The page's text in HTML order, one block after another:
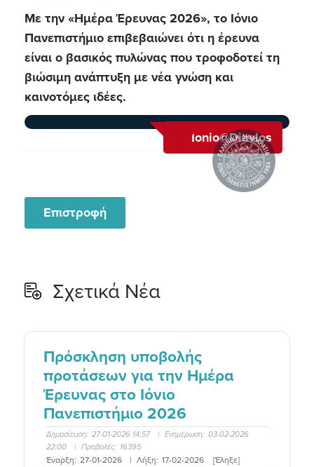
Με την «Ημέρα Έρευνας 2026», το Ιόνιο
Πανεπιστήμιο επιβεβαιώνει ότι η έρευνα
είναι ο βασικός πυλώνας που τροφοδοτεί τη
βιώσιμη ανάπτυξη με νέα γνώση και
καινοτόμες ιδέες.
Ionio@Diavlos
Επιστροφή
Σχετικά Νέα
Πρόσκληση υποβολής
προτάσεων για την Ημέρα
Έρευνας στο Ιόνιο
Πανεπιστήμιο 2026
Δημοσίευση: 27-01-2026 14:57 | Ενημέρωση: 03-02-2026
22:00
| Προβολές: 16395
Έναρξη: 27-01-2026 | Λήξη: 17-02-2026 [Έληξε]